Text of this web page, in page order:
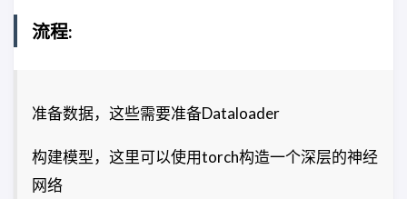
流程:
准备数据，这些需要准备Dataloader
构建模型，这里可以使用torch构造一个深层的神经
网络